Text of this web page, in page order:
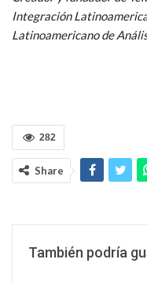
Integración
Latinoamericano de
282
Share
También podría